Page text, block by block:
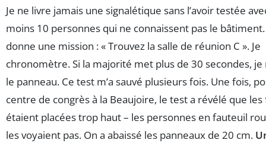
Je ne livre jamais une signalétique sans l’avoir testée
moins 10 personnes qui ne connaissent pas le
donne une mission : « Trouvez la salle de réunion C ». Je
chronomètre. Si la majorité met plus de 30 secondes,
le panneau. Ce test m’a sauvé plusieurs fois. Une fois,
centre de congrès à la Beaujoire, le test a révélé que les
étaient placées trop haut – les personnes en fauteuil
les voyaient pas. On a abaissé les panneaux de 20 cm.